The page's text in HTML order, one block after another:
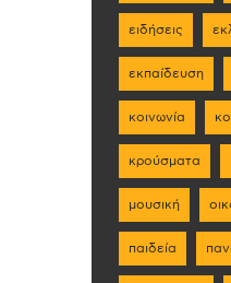
ειδήσεις
εκπαίδευση
κοινωνία
κρούσματα
μουσική
παιδεία